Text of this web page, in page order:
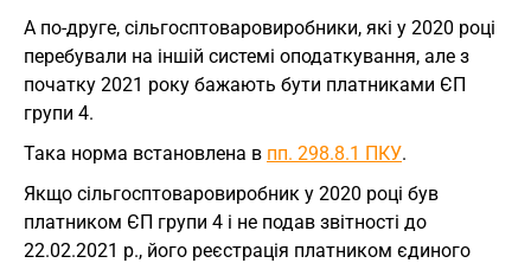
А по-друге, сільгосптоваровиробники, які у 2020 році
перебували на іншій системі оподаткування, але з
початку 2021 року бажають бути платниками ЄП
групи 4.
Така норма встановлена в пп. 298.8.1 ПКУ.
Якщо сільгосптоваровиробник у 2020 році був
платником ЄП групи 4 і не подав звітності до
22.02.2021 р., його реєстрація платником єдиного